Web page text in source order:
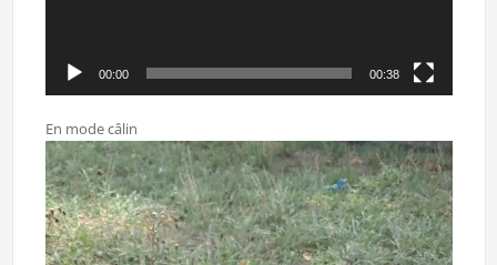
00:00 00:38
En mode câlin
Lecteur
vidéo